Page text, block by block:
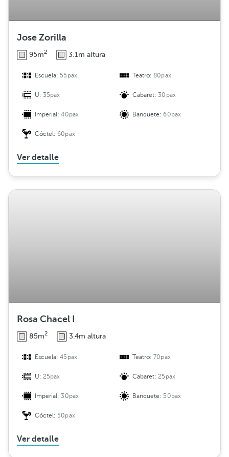
Jose Zorilla
95m2 3.1m altura
Escuela: 55pax Teatro:80pax
U:35pax Cabaret:30pax
Imperial:40pax Banquete:60pax
Cóctel:60pax
Ver detalle
Rosa Chacel I
85m2 3.4m altura
Escuela:45pax Teatro:70pax
U:25pax Cabaret:25pax
Imperial:30pax Banquete: 50pax
Cóctel: 50pax
Ver detalle